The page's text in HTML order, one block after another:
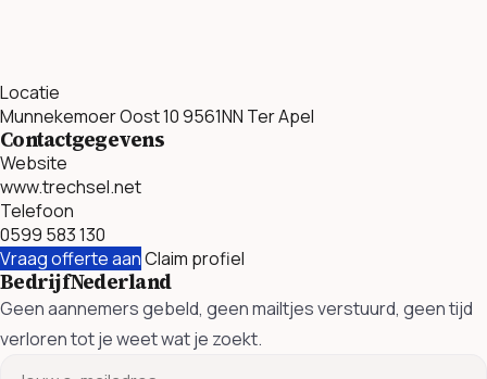
Locatie
Munnekemoer Oost 10 9561NN Ter Apel
Contactgegevens
Website
www.trechsel.net
Telefoon
0599 583 130
Vraag offerte aanClaim profiel
BedrijfNederland
Geen aannemers gebeld, geen mailtjes verstuurd, geen tijd
verloren tot je weet wat je zoekt.